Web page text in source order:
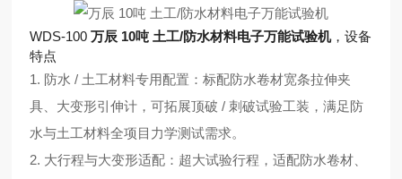
WDS-100万辰 10吨 土工/防水材料电子万能试验机，设备
特点
1. 防水 / 土工材料专用配置：标配防水卷材宽条拉伸夹
具、大变形引伸计，可拓展顶破 / 刺破试验工装，满足防
水与土工材料全项目力学测试需求。
2. 大行程与大变形适配：超大试验行程，适配防水卷材、